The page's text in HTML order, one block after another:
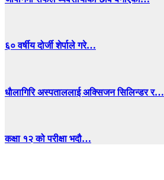
६० वर्षीय दोर्जी शेर्पाले गरे…
धाैलागिरि अस्पताललाई अक्सिजन सिलिन्डर र…
कक्षा १२ को परीक्षा भदौ…